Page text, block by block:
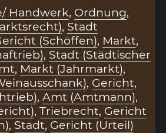
Handwerk, Ordnung,
, Stadt
(Schöffen), Markt,
, Stadt (Städtischer
, Markt (Jahrmarkt),
, Gericht,
,Amt (Amtmann),
,Triebrecht, Gericht
, Stadt, Gericht (Urteil)